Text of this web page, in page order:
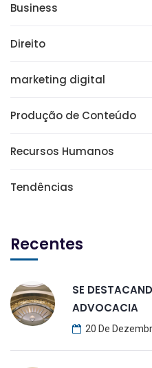
Business
Direito
marketing digital
Produção de Conteúdo
Recursos Humanos
Tendências
Recentes
SE
ADVOCACIA
20 De